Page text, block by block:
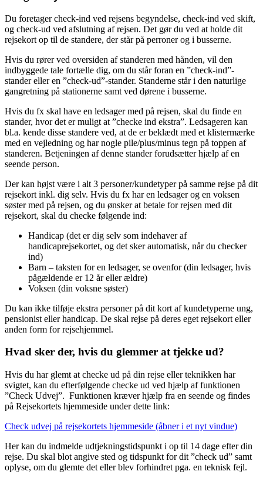
Du foretager check-ind ved rejsens begyndelse, check-ind ved skift,
og check-ud ved afslutning af rejsen. Det gør du ved at holde dit
rejsekort op til de standere, der står på perroner og i busserne.
Hvis du rører ved oversiden af standeren med hånden, vil den
indbyggede tale fortælle dig, om du står foran en ”check-ind”-
stander eller en ”check-ud”-stander. Standerne står i den naturlige
gangretning på stationerne samt ved dørene i busserne.
Hvis du fx skal have en ledsager med på rejsen, skal du finde en
stander, hvor det er muligt at ”checke ind ekstra”. Ledsageren kan
bl.a. kende disse standere ved, at de er beklædt med et klistermærke
med en vejledning og har nogle pile/plus/minus tegn på toppen af
standeren. Betjeningen af denne stander forudsætter hjælp af en
seende person.
Der kan højst være i alt 3 personer/kundetyper på samme rejse på dit
rejsekort inkl. dig selv. Hvis du fx har en ledsager og en voksen
søster med på rejsen, og du ønsker at betale for rejsen med dit
rejsekort, skal du checke følgende ind:
Handicap (det er dig selv som indehaver af
handicaprejsekortet, og det sker automatisk, når du checker
ind)
Barn – taksten for en ledsager, se ovenfor (din ledsager, hvis
pågældende er 12 år eller ældre)
Voksen (din voksne søster)
Du kan ikke tilføje ekstra personer på dit kort af kundetyperne ung,
pensionist eller handicap. De skal rejse på deres eget rejsekort eller
anden form for rejsehjemmel.
Hvad sker der, hvis du glemmer at tjekke ud?
Hvis du har glemt at checke ud på din rejse eller teknikken har
svigtet, kan du efterfølgende checke ud ved hjælp af funktionen
”Check Udvej”. Funktionen kræver hjælp fra en seende og findes
på Rejsekortets hjemmeside under dette link:
Check udvej på rejsekortets hjemmeside (åbner i et nyt vindue)
Her kan du indmelde udtjekningstidspunkt i op til 14 dage efter din
rejse. Du skal blot angive sted og tidspunkt for dit ”check ud” samt
oplyse, om du glemte det eller blev forhindret pga. en teknisk fejl.